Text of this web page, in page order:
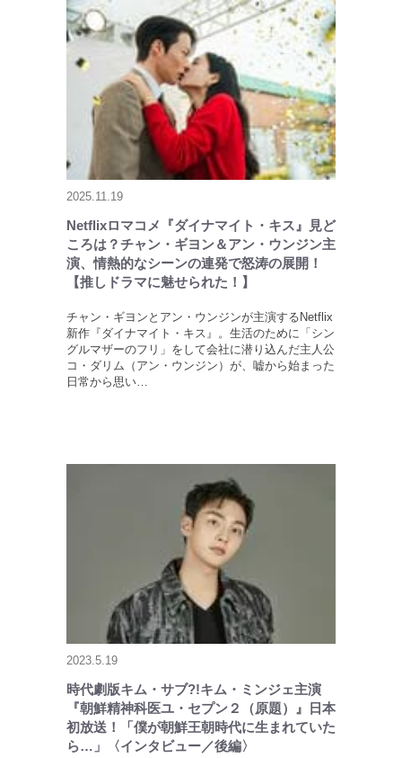
2025.11.19
Netflixロマコメ『ダイナマイト・キス』見ど
ころは？チャン・ギヨン＆アン・ウンジン主
演、情熱的なシーンの連発で怒涛の展開！
【推しドラマに魅せられた！】
チャン・ギヨンとアン・ウンジンが主演するNetflix
新作『ダイナマイト・キス』。生活のために「シン
グルマザーのフリ」をして会社に潜り込んだ主人公
コ・ダリム（アン・ウンジン）が、嘘から始まった
日常から思い…
2023.5.19
時代劇版キム・サブ?!キム・ミンジェ主演
『朝鮮精神科医ユ・セプン２（原題）』日本
初放送！「僕が朝鮮王朝時代に生まれていた
ら…」〈インタビュー／後編〉